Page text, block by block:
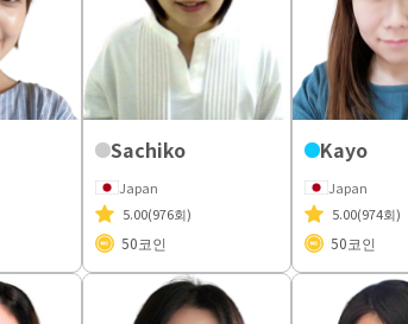
Sachiko
Japan
5.00(976회)
50코인
Kayo
Japan
5.00(974회)
50코인